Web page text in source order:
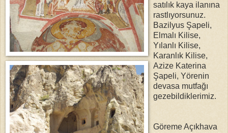
satılık kaya ilanına
rastlıyorsunuz.
Bazilyus Şapeli,
Elmalı Kilise,
Yılanlı Kilise,
Karanlık Kilise,
Azize Katerina
Şapeli, Yörenin
devasa mutfağı
gezebildiklerimiz.
Göreme Açıkhava